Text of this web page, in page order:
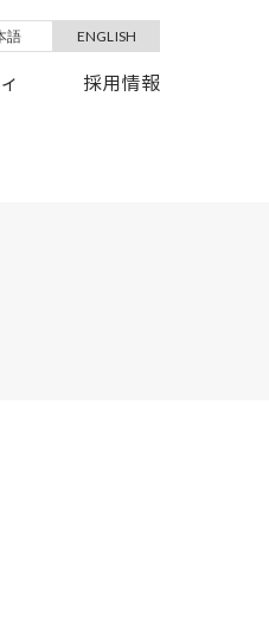
。
語 ENGLISH
採用情報